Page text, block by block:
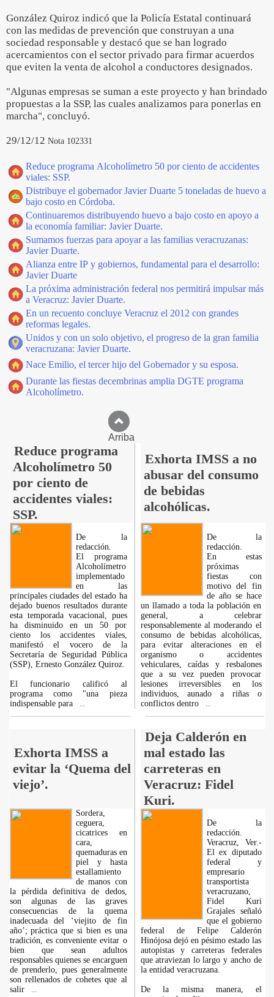
González Quiroz indicó que la Policía Estatal continuará
con las medidas de prevención que construyan a una
sociedad responsable y destacó que se han logrado
acercamientos con el sector privado para firmar acuerdos
que eviten la venta de alcohol a conductores designados.
"Algunas empresas se suman a este proyecto y han brindado
propuestas a la SSP, las cuales analizamos para ponerlas en
marcha", concluyó.
29/12/12 Nota 102331
Reduce programa Alcoholímetro 50 por ciento de accidentes
viales: SSP.
Distribuye el gobernador Javier Duarte 5 toneladas de huevo a
bajo costo en Córdoba.
Continuaremos distribuyendo huevo a bajo costo en apoyo a
la economía familiar: Javier Duarte.
Sumamos fuerzas para apoyar a las familias veracruzanas:
Javier Duarte.
Alianza entre IP y gobiernos, fundamental para el desarrollo:
Javier Duarte
La próxima administración federal nos permitirá impulsar más
a Veracruz: Javier Duarte.
En un recuento concluye Veracruz el 2012 con grandes
reformas legales.
Unidos y con un solo objetivo, el progreso de la gran familia
veracruzana: Javier Duarte.
Nace Emilio, el tercer hijo del Gobernador y su esposa.
Durante las fiestas decembrinas amplia DGTE programa
Alcoholímetro.
Arriba
Reduce programa
Alcoholímetro 50
por ciento de
accidentes viales:
SSP.
Exhorta IMSS a no
abusar del consumo
de bebidas
alcohólicas.
De la
redacción.
El programa
Alcoholímetro
implementado
en las
principales ciudades del estado ha
dejado buenos resultados durante
esta temporada vacacional, pues
ha disminuido en un 50 por
ciento los accidentes viales,
manifestó el vocero de la
Secretaría de Seguridad Pública
(SSP), Ernesto González Quiroz.
El funcionario calificó al
programa como "una pieza
indispensable para
De la
redacción.
En estas
próximas
fiestas con
motivo del fin
de año se hace
un llamado a toda la población en
general, a celebrar
responsablemente al moderando el
consumo de bebidas alcohólicas,
para evitar alteraciones en el
organismo o accidentes
vehiculares, caídas y resbalones
que a su vez pueden provocar
lesiones irreversibles en los
individuos, aunado a riñas o
conflictos dentro
Exhorta IMSS a
evitar la ‘Quema del
viejo’.
Deja Calderón en
mal estado las
carreteras en
Veracruz: Fidel
Kuri.
Sordera,
ceguera,
cicatrices en
cara,
quemaduras en
piel y hasta
estallamiento
de manos con
la pérdida definitiva de dedos,
son algunas de las graves
consecuencias de la quema
inadecuada del ‘viejito de fin
año’; práctica que si bien es una
tradición, es conveniente evitar o
bien que sean adultos
responsables quienes se encarguen
de prenderlo, pues generalmente
son rellenados de cohetes que al
salir
De la
redacción.
Veracruz, Ver.-
El ex diputado
federal y
empresario
transportista
veracruzano,
Fidel Kuri
Grajales señaló
que el gobierno
federal de Felipe Calderón
Hinójosa dejó en pésimo estado las
autopistas y carreteras federales
que atraviezan lo largo y ancho de
la entidad veracruzana.
De la misma manera, el